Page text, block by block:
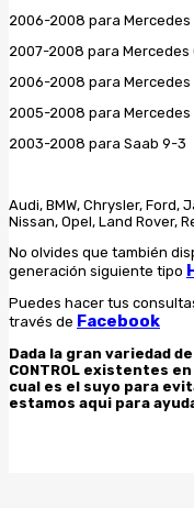
2006-2008 para Mercedes
2007-2008 para Mercedes
2006-2008 para Mercedes
2005-2008 para Mercedes
2003-2008 para Saab 9-3
Audi, BMW, Chrysler, Ford,
Nissan, Opel, Land Rover,
No olvides que también
generación siguiente tipo
Puedes hacer tus
través de Facebook
Dada la gran variedad de
CONTROL existentes
cual es el suyo para
estamos aqui para